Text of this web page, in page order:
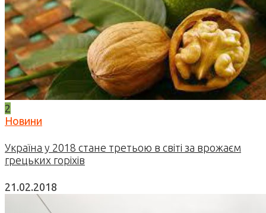
2
Новини
Україна у 2018 стане третьою в світі за врожаєм
грецьких горіхів
21.02.2018